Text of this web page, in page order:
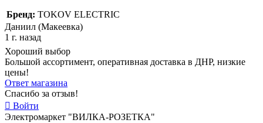
Бренд: TOKOV ELECTRIC
Даниил (Макеевка)
1 г. назад
Хороший выбор
Большой ассортимент, оперативная доставка в ДНР, низкие
цены!
Ответ магазина
Спасибо за отзыв!
Войти
Электромаркет "ВИЛКА-РОЗЕТКА"